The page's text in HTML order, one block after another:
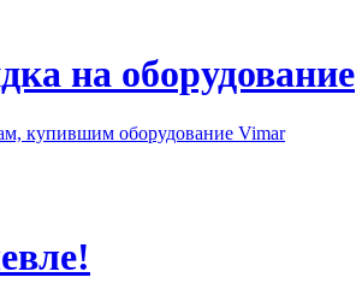
на оборудование
купившим оборудование Vimar